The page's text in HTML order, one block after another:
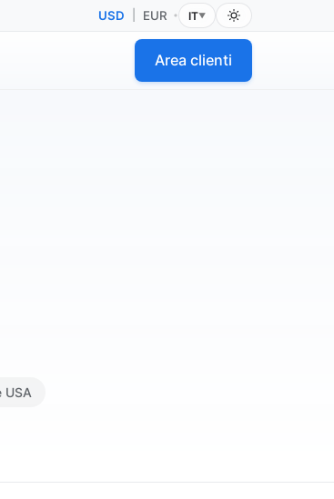
USD EUR • IT▼
Area clienti
USA